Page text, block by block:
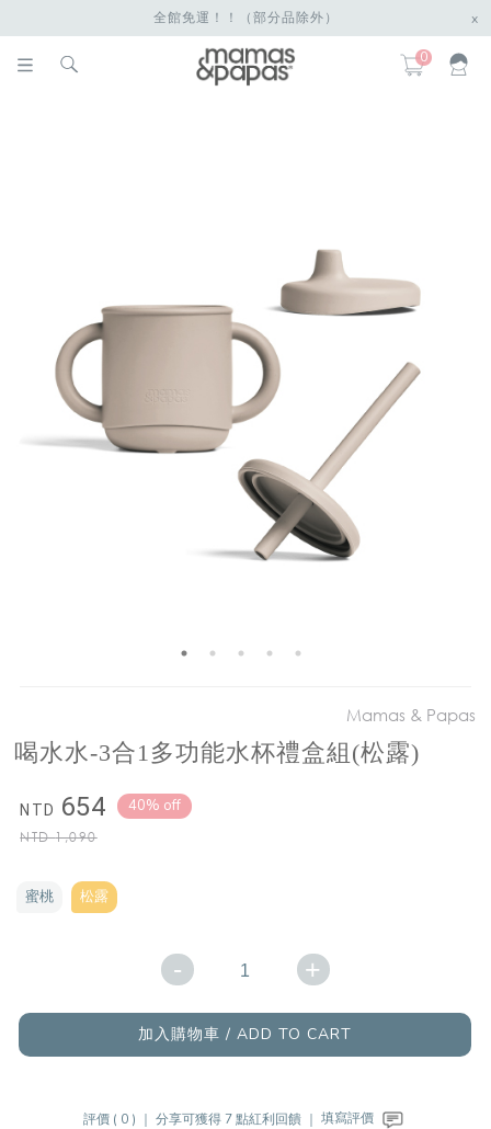
全館免運！！（部分品除外） x
0
Mamas & Papas
喝水水-3合1多功能水杯禮盒組(松露)
NTD 654
NTD1,090
40% off
蜜桃 松露
- +
加入購物車 / ADD TO CART
評價 ( 0 ) ｜ 分享可獲得 7 點紅利回饋 ｜ 填寫評價